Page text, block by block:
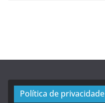
Política de privacidade